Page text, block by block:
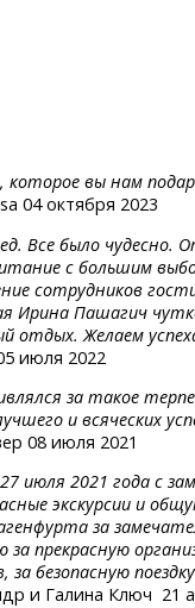
которое вы нам
04 октября 2023
Все было чудесно.
с большим
сотрудников
Ирина Пашагич
отдых. Желаем
июля 2022
за такое
и всяческих
08 июля 2021
июля 2021 года с
экскурсии и
за
прекрасную
безопасную
и Галина Ключ 21